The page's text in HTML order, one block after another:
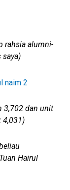
rahsia alumni-
3,702 dan unit
4,031)
Hairul